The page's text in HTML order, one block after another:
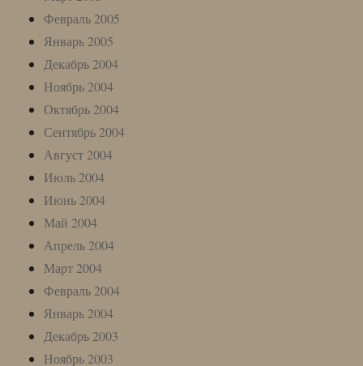
Февраль 2005
Январь 2005
Декабрь 2004
Ноябрь 2004
Октябрь 2004
Сентябрь 2004
Август 2004
Июль 2004
Июнь 2004
Май 2004
Апрель 2004
Март 2004
Февраль 2004
Январь 2004
Декабрь 2003
Ноябрь 2003